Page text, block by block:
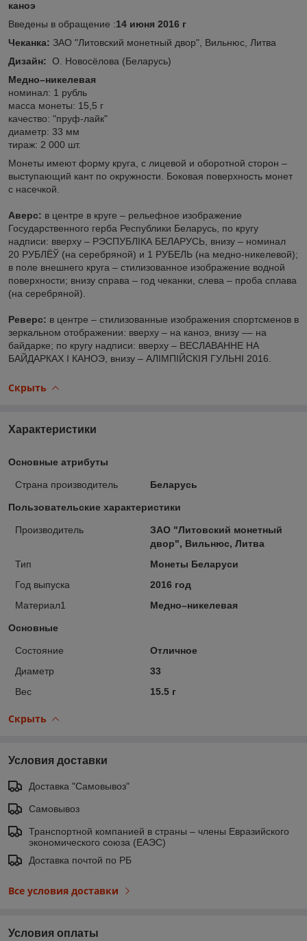
каноэ
Введены в обращение :14 июня 2016 г
Чеканка: ЗАО "Литовский монетный двор", Вильнюс, Литва
Дизайн: О. Новосёлова (Беларусь)
Медно–никелевая
номинал: 1 рубль
масса монеты: 15,5 г
качество: "пруф-лайк"
диаметр: 33 мм
тираж: 2 000 шт.
Монеты имеют форму круга, с лицевой и оборотной сторон –
выступающий кант по окружности. Боковая поверхность монет
с насечкой.
Аверс: в центре в круге – рельефное изображение
Государственного герба Республики Беларусь, по кругу
надписи: вверху – РЭСПУБЛІКА БЕЛАРУСЬ, внизу – номинал
20 РУБЛЁЎ (на серебряной) и 1 РУБЕЛЬ (на медно-никелевой);
в поле внешнего круга – стилизованное изображение водной
поверхности; внизу справа – год чеканки, слева – проба сплава
(на серебряной).
Реверс: в центре – стилизованные изображения спортсменов в
зеркальном отображении: вверху – на каноэ, внизу –– на
байдарке; по кругу надписи: вверху – ВЕСЛАВАННЕ НА
БАЙДАРКАХ І КАНОЭ, внизу – АЛІМПІЙСКІЯ ГУЛЬНІ 2016.
Скрыть
Характеристики
Основные атрибуты
Страна производитель Беларусь
Пользовательские характеристики
Производитель
ЗАО "Литовский монетный
двор", Вильнюс, Литва
Тип
Монеты Беларуси
Год выпуска
2016 год
Материал1
Медно–никелевая
Основные
Состояние
Отличное
Диаметр
33
Вес
15.5 г
Скрыть
Условия доставки
Доставка "Самовывоз"
Самовывоз
Транспортной компанией в страны – члены Евразийского
экономического союза (ЕАЭС)
Доставка почтой по РБ
Все условия доставки
Условия оплаты